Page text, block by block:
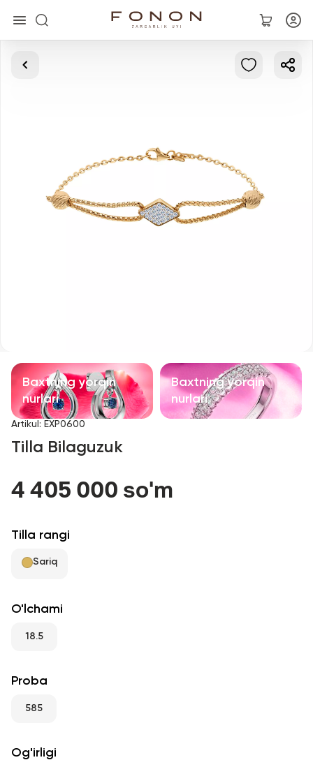
Asosiy
Bilaguzuklar
Aksessuarlar
Sevimli
RU
Baxtning yorqin
nurlari
Baxtning yorqin
nurlari
Artikul : EXP0600
Tilla Bilaguzuk
4 405 000 so'm
Tilla rangi
Sariq
O'lchami
18.5
Proba
585
Og'irligi